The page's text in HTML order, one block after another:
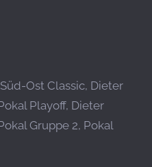
Ost Classic, Dieter
Playoff, Dieter
Gruppe 2, Pokal